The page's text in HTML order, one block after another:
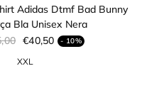
Adidas Dtmf Bad Bunny
Bla Unisex Nera
€40,50 - 10%